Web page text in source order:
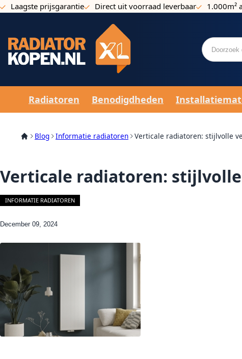
Ga naar de inhoud
Laagste prijsgarantie Direct uit voorraad leverbaar 1.000m²
Radiatoren Benodigdheden
Blog Informatie radiatoren Verticale radiatoren: stijlvolle
Verticale radiatoren:
INFORMATIE RADIATOREN
December 09, 2024